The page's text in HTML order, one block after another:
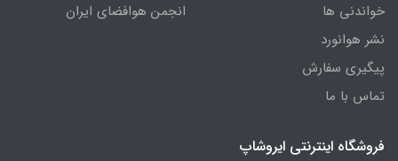
خواندنی ها
نشر هوانورد
پیگیری سفارش
تماس با ما
انجمن هوافضای ایران
فروشگاه اینترنتی ایروشاپ